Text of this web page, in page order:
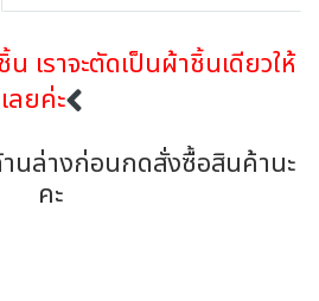
เราจะตัดเป็นผ้าชิ้นเดียวให้
เลยค่ะ
านล่างก่อนกดสั่งซื้อสินค้านะ
คะ